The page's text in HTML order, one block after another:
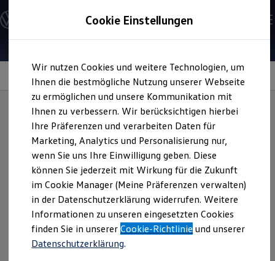
Hauptinhalt
springen
Footer
springen
Modelle und Konfigurator
Konfigurator
Modelle vergleichen
Elektroautos
ENERGY Sondermodelle
Nutzfahrzeuge
SUV und CUV
Familienautos
Kombis
Kompaktwagen
Sportwagen
Schnell verfügbare Fahrzeuge
Angebote und Produkte
Aktuelle Angebote
E-Auto-Förderung
Volkswagen Marktplatz
Die ENERGY Sondermodelle
Junge Gebrauchtwagen und Gebrauchtwagen
Volkswagen Zertifizierte Gebrauchtwagen
Elektromobilität bei Gebrauchtwagen
Information
Polo-Shirtsfür Herren
Wie wäre es mit einem modernen Polo-Shirt im
VolkswagenLook? Dieses Polo-Shirt in Snow White oder
Dunkelblau besteht aus 100 % Bio-Baumwolle und trägt
stolz ein VolkswagenLogo in Farbe des Shirts auf der Brust.
Es ist in den Größen S–2XL erhältlich.
Cookie Einstellungen
Wir nutzen Cookies und weitere Technologien, um
Ihnen die bestmögliche Nutzung unserer Webseite
zu ermöglichen und unsere Kommunikation mit
Ihnen zu verbessern. Wir berücksichtigen hierbei
Ihre Präferenzen und verarbeiten Daten für
Marketing, Analytics und Personalisierung nur,
wenn Sie uns Ihre Einwilligung geben. Diese
können Sie jederzeit mit Wirkung für die Zukunft
im Cookie Manager (Meine Präferenzen verwalten)
in der Datenschutzerklärung widerrufen. Weitere
Informationen zu unseren eingesetzten Cookies
finden Sie in unsererCookie-Richtlinie und unserer
Datenschutzerklärung.